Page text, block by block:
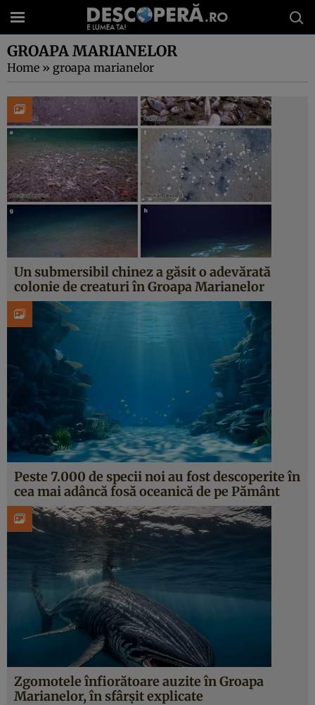
GROAPA MARIANELOR
Home » groapa marianelor
Un submersibil chinez a găsit o adevărată
colonie de creaturi în Groapa Marianelor
Peste 7.000 de specii noi au fost descoperite în
cea mai adâncă fosă oceanică de pe Pământ
Zgomotele înfiorătoare auzite în Groapa
Marianelor, în sfârșit explicate